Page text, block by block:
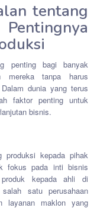
tentang
penting bagi banyak
mereka tanpa harus
dunia yang terus
faktor penting untuk
bisnis.
produksi kepada pihak
fokus pada inti bisnis
produk kepada ahli di
satu perusahaan
layanan maklon yang